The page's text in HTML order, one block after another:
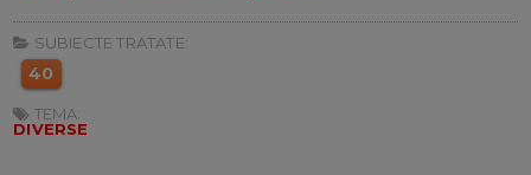
SUBIECTE TRATATE:
40
TEMA:
DIVERSE